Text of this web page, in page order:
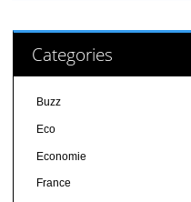
Categories
Buzz
Eco
Economie
France